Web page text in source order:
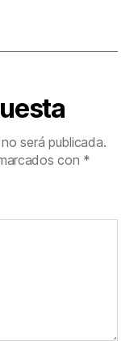
será publicada.
con *